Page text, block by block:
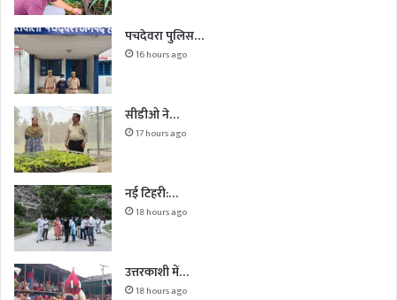
पचदेवरा पुलिस…
16 hours ago
सीडीओ ने…
17 hours ago
नई टिहरी:…
18 hours ago
उत्तरकाशी में…
18 hours ago